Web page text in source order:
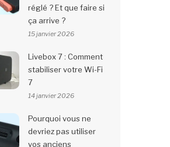
réglé ? Et que faire si
ça arrive ?
15 janvier 2026
Livebox 7 : Comment
stabiliser votre Wi-Fi
7
14 janvier 2026
Pourquoi vous ne
devriez pas utiliser
vos anciens